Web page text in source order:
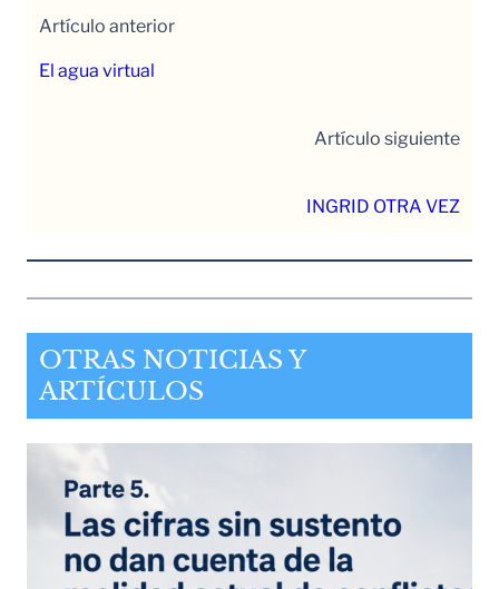
Artículo anterior
El agua virtual
Artículo siguiente
INGRID OTRA VEZ
OTRAS NOTICIAS Y
ARTÍCULOS